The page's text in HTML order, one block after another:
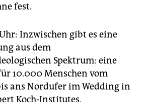
fest.
Uhr: Inzwischen gibt es eine
aus dem
Spektrum: eine
10.000 Menschen vom
ans Nordufer im Wedding in
Koch-Institutes.